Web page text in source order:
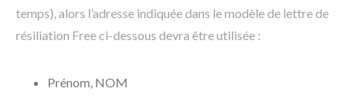
temps), alors l’adresse indiquée dans le modèle de lettre de
résiliation Free ci-dessous devra être utilisée :
Prénom, NOM